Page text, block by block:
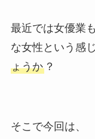
最近では女優業
な女性という感
ょうか？
そこで今回は、